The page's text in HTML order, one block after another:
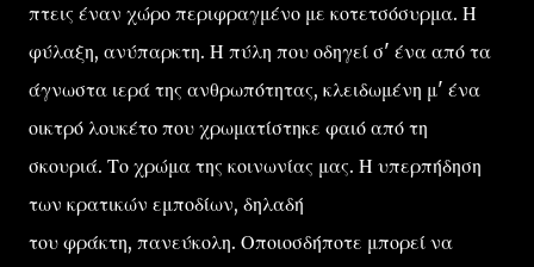
πτεις έναν χώρο περιφραγμένο με κοτετσόσυρμα. Η
φύλαξη, ανύπαρκτη. Η πύλη που οδηγεί σ' ένα από τα
άγνωστα ιερά της ανθρωπότητας, κλειδωμένη μ' ένα
οικτρό λουκέτο που χρωματίστηκε φαιό από τη
σκουριά. Το χρώμα της κοινωνίας μας. Η υπερπήδηση
των κρατικών εμποδίων, δηλαδή
του φράκτη, πανεύκολη. Οποιοσδήποτε μπορεί να